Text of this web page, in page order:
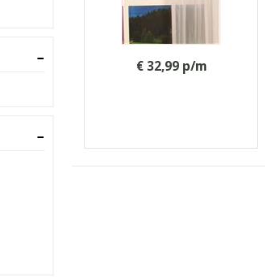
€ 32,99 p/m